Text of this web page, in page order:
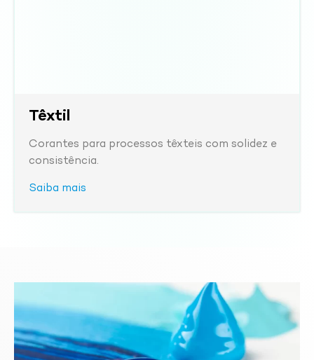
Têxtil
Corantes para processos têxteis com solidez e
consistência.
Saiba mais